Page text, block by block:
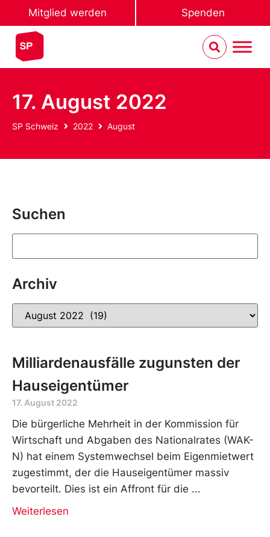
Mitglied werden Spenden
17. August 2022
SP Schweiz 2022 August
Suchen
Archiv
Milliardenausfälle zugunsten der
Hauseigentümer
17. August 2022
Die bürgerliche Mehrheit in der Kommission für
Wirtschaft und Abgaben des Nationalrates (WAK-
N) hat einem Systemwechsel beim Eigenmietwert
zugestimmt, der die Hauseigentümer massiv
bevorteilt. Dies ist ein Affront für die
Weiterlesen